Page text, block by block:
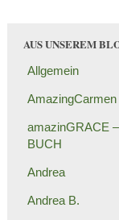
AUS UNSEREM
Allgemein
AmazingCarmen
amazinGRACE
BUCH
Andrea
Andrea B.